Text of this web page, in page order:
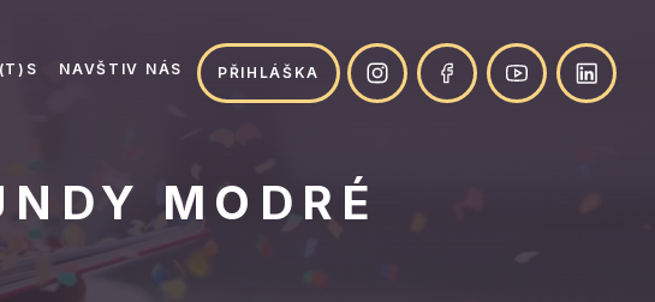
NAVŠTIV NÁS PŘIHLÁŠKA
MODRÉ